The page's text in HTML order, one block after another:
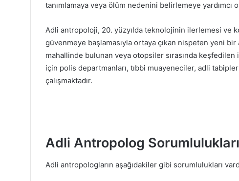
tanımlamaya veya ölüm nedenini belirlemeye yardımcı
Adli antropoloji, 20. yüzyılda teknolojinin ilerlemesi ve
güvenmeye başlamasıyla ortaya çıkan nispeten yeni
mahallinde bulunan veya otopsiler sırasında keşfedilen
için polis departmanları, tıbbi muayeneciler, adli
çalışmaktadır.
Adli Antropolog
Adli antropologların aşağıdakiler gibi sorumlulukları